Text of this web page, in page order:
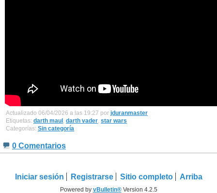
Actualizado 06/04/2026 a las 19:27 por jduranmaster
Etiquetas: darth maul , darth vader, star wars
Categorías: Sin categoría
0 Comentarios
Iniciar sesión Registrarse Sitio completo Arriba
Powered by vBulletin®Version 4.2.5